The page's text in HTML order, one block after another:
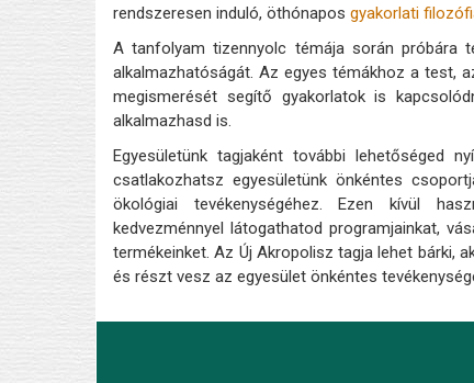
rendszeresen induló, öthónapos gyakorlati
A tanfolyam tizennyolc témája során próbára
alkalmazhatóságát. Az egyes témákhoz a test,
megismerését segítő gyakorlatok is
alkalmazhasd is.
Egyesületünk tagjaként további lehetőséged
csatlakozhatsz egyesületünk önkéntes
ökológiai tevékenységéhez. Ezen kívül
kedvezménnyel látogathatod programjainkat,
termékeinket. Az Új Akropolisz tagja lehet bárki,
és részt vesz az egyesület önkéntes